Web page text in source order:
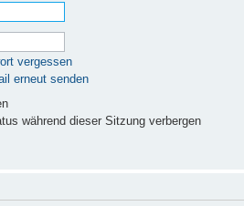
vergessen
erneut senden
während dieser Sitzung verbergen